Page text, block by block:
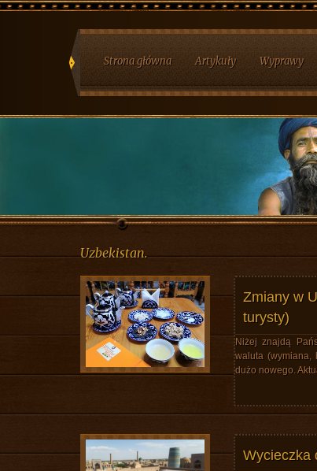
Strona główna Artykuły Wyprawy
Uzbekistan.
Zmiany w
turysty)
Niżej znajdą
waluta (wymiana,
dużo nowego.
Wycieczka